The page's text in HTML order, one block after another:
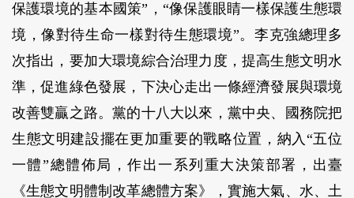
保護環境的基本國策”，“像保護眼睛一樣保護生態環
境，像對待生命一樣對待生態環境”。李克強總理多
次指出，要加大環境綜合治理力度，提高生態文明水
準，促進綠色發展，下決心走出一條經濟發展與環境
改善雙贏之路。黨的十八大以來，黨中央、國務院把
生態文明建設擺在更加重要的戰略位置，納入“五位
一體”總體佈局，作出一系列重大決策部署，出臺
《生態文明體制改革總體方案》，實施大氣、水、土